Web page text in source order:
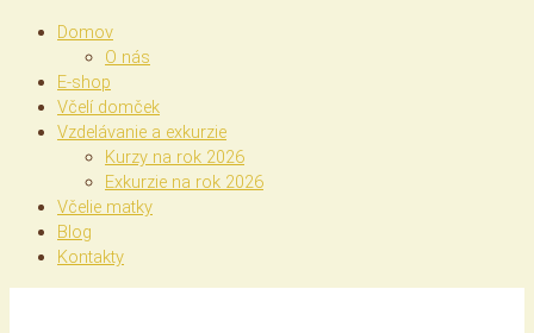
Domov
O nás
E-shop
Včelí domček
Vzdelávanie a exkurzie
Kurzy na rok 2026
Exkurzie na rok 2026
Včelie matky
Blog
Kontakty